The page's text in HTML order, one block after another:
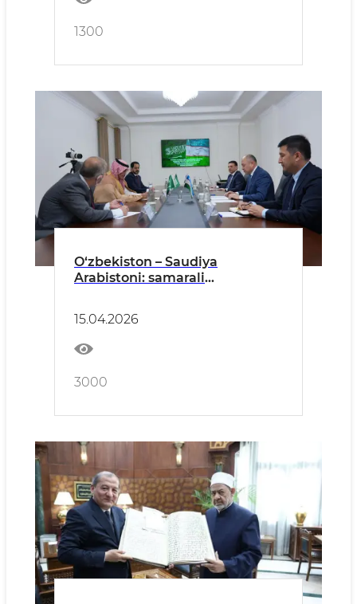
o‘tmoqda
1300
O‘zbekiston – Saudiya
Arabistoni: samarali
15.04.2026
3000